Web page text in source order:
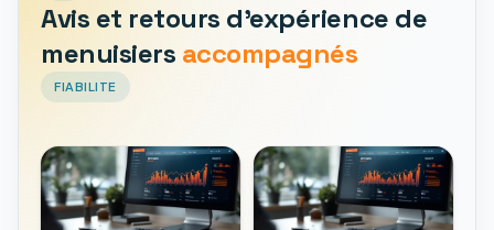
Avis et retours d'expérience de
menuisiers accompagnés
FIABILITE